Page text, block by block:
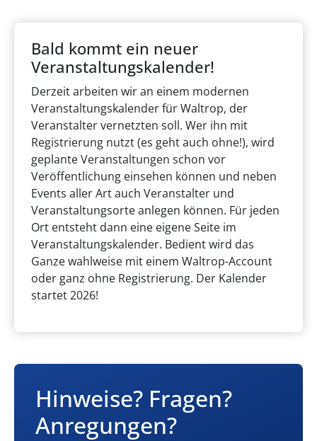
Bald kommt ein neuer
Veranstaltungskalender!
Derzeit arbeiten wir an einem modernen
Veranstaltungskalender für Waltrop, der
Veranstalter vernetzten soll. Wer ihn mit
Registrierung nutzt (es geht auch ohne!), wird
geplante Veranstaltungen schon vor
Veröffentlichung einsehen können und neben
Events aller Art auch Veranstalter und
Veranstaltungsorte anlegen können. Für jeden
Ort entsteht dann eine eigene Seite im
Veranstaltungskalender. Bedient wird das
Ganze wahlweise mit einem Waltrop-Account
oder ganz ohne Registrierung. Der Kalender
startet 2026!
Hinweise? Fragen?
Anregungen?